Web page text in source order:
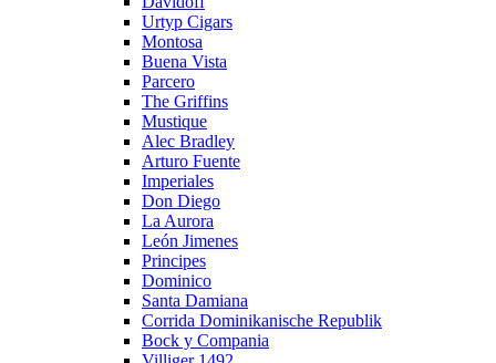
Urtyp Cigars
Montosa
Buena Vista
Parcero
The Griffins
Mustique
Alec Bradley
Arturo Fuente
Imperiales
Don Diego
La Aurora
León Jimenes
Principes
Dominico
Santa Damiana
Corrida Dominikanische Republik
Bock y Compania